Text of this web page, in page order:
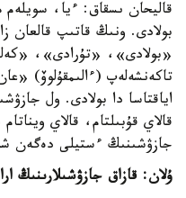
قاليحان ىسقاق: ءيا، سويلەم
بولادى. ونىڭ قاتىپ قالعان
«بولادى»، «تۇرادى»،
تاكەنشەلەپ (ءالىمقۇلوۆ)
اياقتاسا دا بولادى. ول
قالاي قۇبىلتام، قالاي
جازۋشىنىڭ ءستيلى دەگەن
ۇلان: قازاق جازۋشىلارىنىڭ